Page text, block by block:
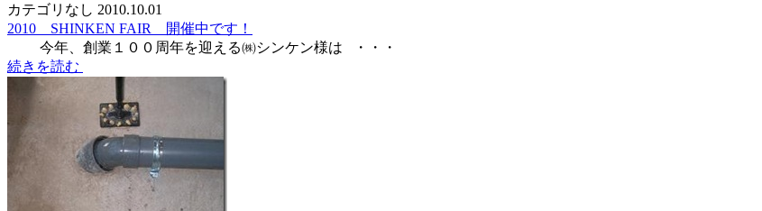
カテゴリなし 2010.10.01
2010 SHINKEN FAIR 開催中です！
今年、創業１００周年を迎える㈱シンケン様は ・・・
続きを読む